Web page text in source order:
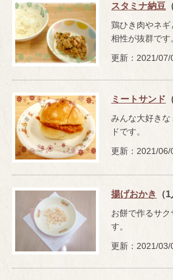
スタミナ納豆
鶏ひき肉やネ
相性が抜群です
更新：2021/07/
ミートサンド
みんな大好き
ドです。
更新：2021/06/
揚げおかき （
お餅で作るサ
す。
更新：2021/03/